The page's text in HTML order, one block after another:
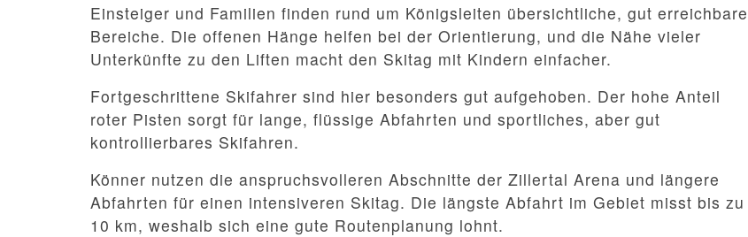
Einsteiger und Familien finden rund um Königsleiten übersichtliche, gut erreichbare
Bereiche. Die offenen Hänge helfen bei der Orientierung, und die Nähe vieler
Unterkünfte zu den Liften macht den Skitag mit Kindern einfacher.
Fortgeschrittene Skifahrer sind hier besonders gut aufgehoben. Der hohe Anteil
roter Pisten sorgt für lange, flüssige Abfahrten und sportliches, aber gut
kontrollierbares Skifahren.
Könner nutzen die anspruchsvolleren Abschnitte der Zillertal Arena und längere
Abfahrten für einen intensiveren Skitag. Die längste Abfahrt im Gebiet misst bis zu
10 km, weshalb sich eine gute Routenplanung lohnt.